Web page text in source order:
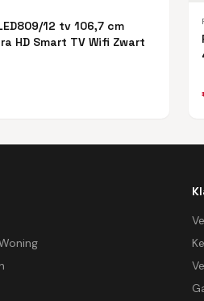
12 tv 106,7 cm
HD Smart TV Wifi Zwart